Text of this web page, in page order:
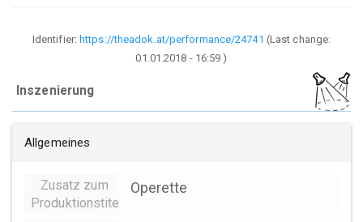
Identifier:https://theadok.at/performance/24741 (Last change:
01.01.2018 - 16:59 )
Inszenierung
Allgemeines
Zusatz zum
Produktionstitel
Operette